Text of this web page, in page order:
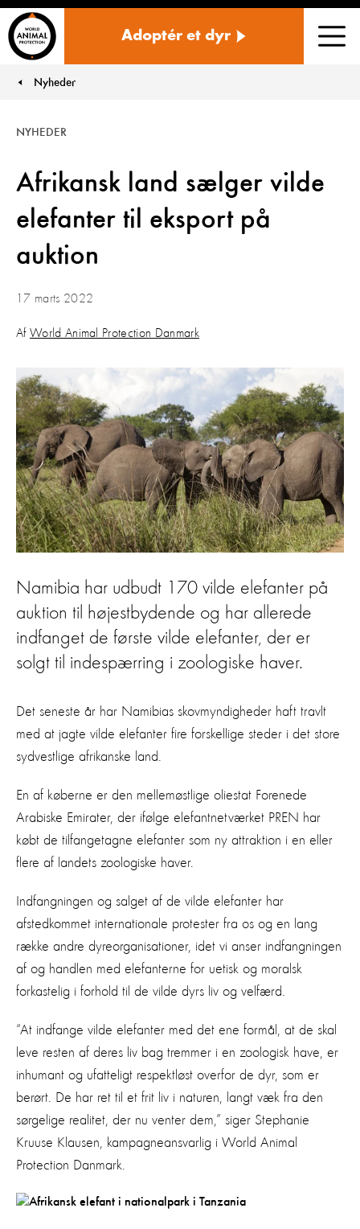
Adoptér et dyr
You are here:
Nyheder
Afrikansk land sælger vilde
elefanter til eksport på
auktion
NYHEDER
17 marts 2022
Af World Animal Protection Danmark
Namibia har udbudt 170 vilde elefanter på
auktion til højestbydende og har allerede
indfanget de første vilde elefanter, der er
solgt til indespærring i zoologiske haver.
Det seneste år har Namibias skovmyndigheder haft travlt
med at jagte vilde elefanter fire forskellige steder i det store
sydvestlige afrikanske land.
En af køberne er den mellemøstlige oliestat Forenede
Arabiske Emirater, der ifølge elefantnetværket PREN har
købt de tilfangetagne elefanter som ny attraktion i en eller
flere af landets zoologiske haver.
Indfangningen og salget af de vilde elefanter har
afstedkommet internationale protester fra os og en lang
række andre dyreorganisationer, idet vi anser indfangningen
af og handlen med elefanterne for uetisk og moralsk
forkastelig i forhold til de vilde dyrs liv og velfærd.
“At indfange vilde elefanter med det ene formål, at de skal
leve resten af deres liv bag tremmer i en zoologisk have, er
inhumant og ufatteligt respektløst overfor de dyr, som er
berørt. De har ret til et frit liv i naturen, langt væk fra den
sørgelige realitet, der nu venter dem,” siger Stephanie
Kruuse Klausen, kampagneansvarlig i World Animal
Protection Danmark.